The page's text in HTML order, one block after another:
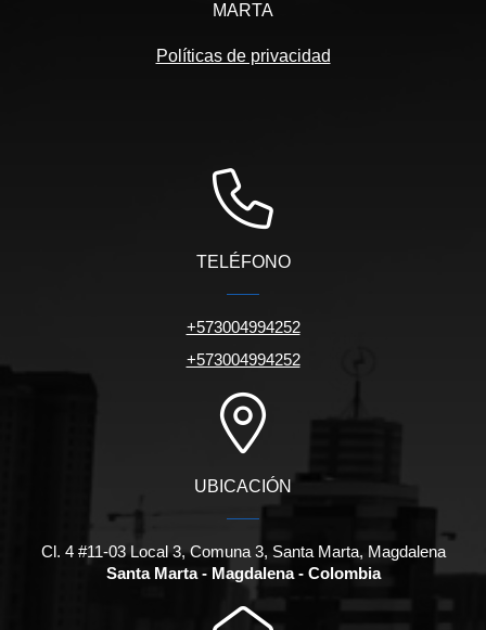
MARTA
Políticas de privacidad
TELÉFONO
+573004994252
+573004994252
UBICACIÓN
Cl. 4 #11-03 Local 3, Comuna 3, Santa Marta, Magdalena
Santa Marta - Magdalena - Colombia